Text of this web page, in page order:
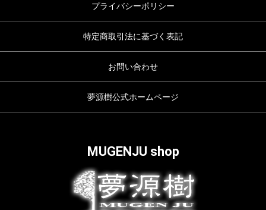
プライバシーポリシー
特定商取引法に基づく表記
お問い合わせ
夢源樹公式ホームページ
MUGENJU shop